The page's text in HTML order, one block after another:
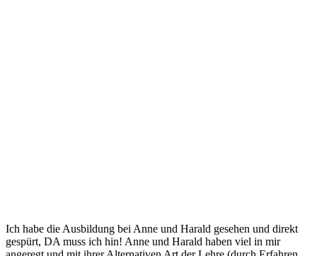
Ich habe die Ausbildung bei Anne und Harald gesehen und direkt
gespürt, DA muss ich hin! Anne und Harald haben viel in mir